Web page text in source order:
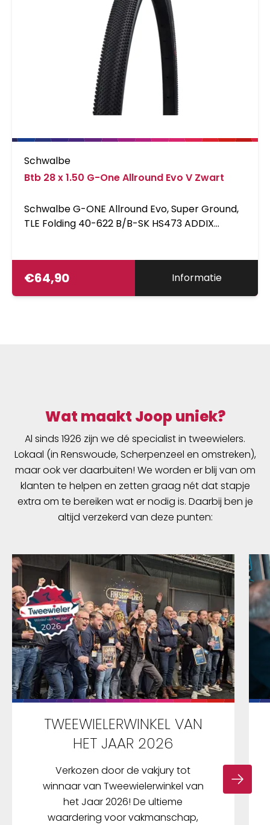
Schwalbe
Btb 28 x 1.50 G-One Allround Evo V Zwart
Schwalbe G-ONE Allround Evo, Super Ground,
TLE Folding 40-622 B/B-SK HS473 ADDIX
het lichtrollende G-One profiel en de Tubeless
Easy techniek is het geweldig om over veld-
€64,90 Informatie
Wat maakt Joop uniek?
Al sinds 1926 zijn we dé specialist in tweewielers.
Lokaal (in Renswoude, Scherpenzeel en omstreken),
maar ook ver daarbuiten! We worden er blij van om
klanten te helpen en zetten graag nét dat stapje
extra om te bereiken wat er nodig is. Daarbij ben je
altijd verzekerd van deze punten:
TWEEWIELERWINKEL VAN
HET JAAR 2026
Verkozen door de vakjury tot
winnaar van Tweewielerwinkel van
het Jaar 2026! De ultieme
waardering voor vakmanschap,